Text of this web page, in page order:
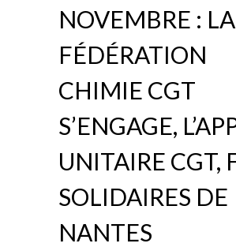
NOVEMBRE : LA
FÉDÉRATION
CHIMIE CGT
S’ENGAGE,
UNITAIRE CGT,
SOLIDAIRES DE
NANTES